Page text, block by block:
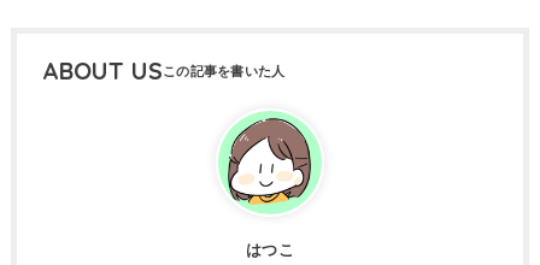
ABOUT US
はつこ